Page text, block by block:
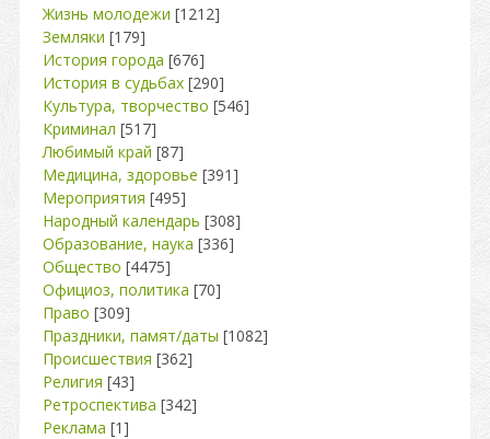
Жизнь молодежи [1212]
Земляки [179]
История города [676]
История в судьбах [290]
Культура, творчество [546]
Криминал [517]
Любимый край [87]
Медицина, здоровье [391]
Мероприятия [495]
Народный календарь [308]
Образование, наука [336]
Общество [4475]
Официоз, политика [70]
Право [309]
Праздники, памят/даты [1082]
Происшествия [362]
Религия [43]
Ретроспектива [342]
Реклама [1]